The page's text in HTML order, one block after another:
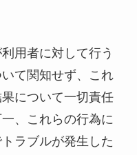
用者に対して行う
て関知せず、これ
について一切責任
、これらの行為に
ラブルが発生した